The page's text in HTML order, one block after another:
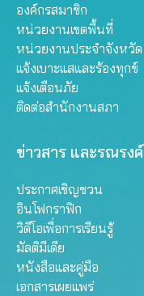
องค์กรสมาชิก
หน่วยงานเขตพื้นที่
หน่วยงานประจำจังหวัด
แจ้งเบาะแสและร้องทุกข์
แจ้งเตือนภัย
ติดต่อสำนักงานสภา
ข่าวสาร และรณรงค์
ประกาศเชิญชวน
อินโฟกราฟิก
วิดีโอเพื่อการเรียนรู้
มัลติมีเดีย
หนังสือและคู่มือ
เอกสารเผยแพร่